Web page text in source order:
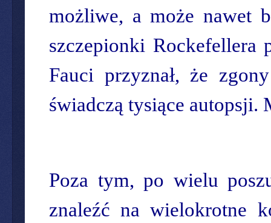
możliwe, a może nawet
szczepionki
Fauci przyznał, że
świadczą tysiące autopsji.
Poza tym, po wielu
znaleźć na wielokrotne